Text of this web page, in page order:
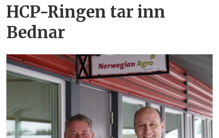
HCP-Ringen tar inn
Bednar